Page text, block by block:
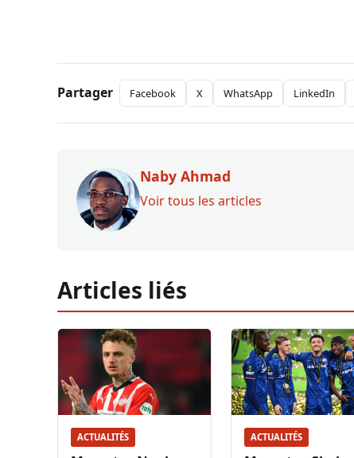
Partager Facebook X WhatsApp LinkedIn
Naby Ahmad
Voir tous les articles
Articles liés
ACTUALITÉS ACTUALITÉS